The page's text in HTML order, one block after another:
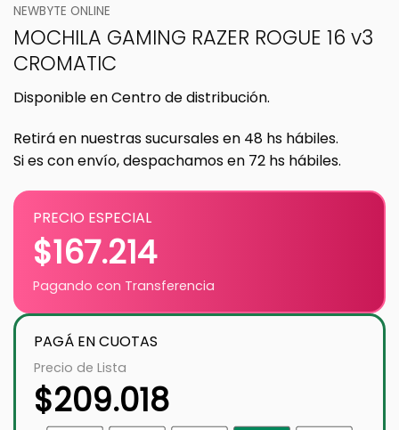
NEWBYTE ONLINE
MOCHILA GAMING RAZER ROGUE 16 v3
CROMATIC
Disponible en Centro de distribución.
Retirá en nuestras sucursales en 48 hs hábiles.
Si es con envío, despachamos en 72 hs hábiles.
PRECIO ESPECIAL
$167.214
Pagando con Transferencia
PAGÁ EN CUOTAS
Precio de Lista
$209.018